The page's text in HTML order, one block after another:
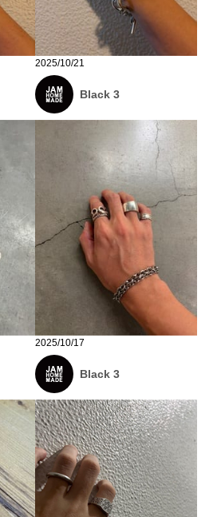
2025/10/21
Black 3
2025/10/17
Black 3